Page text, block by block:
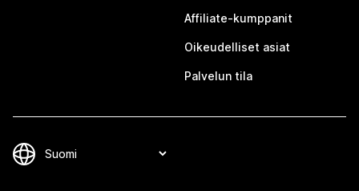
Affiliate-kumppanit
Oikeudelliset asiat
Palvelun tila